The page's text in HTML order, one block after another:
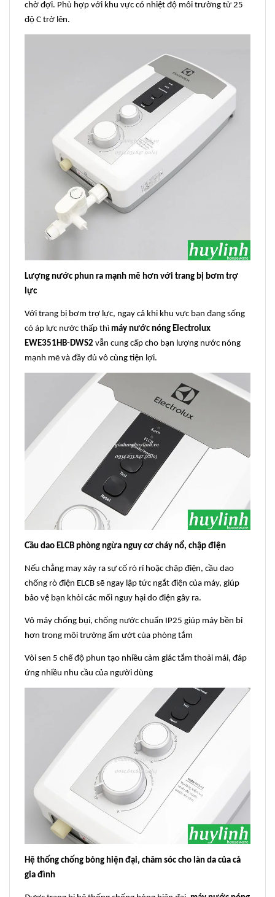
chờ đợi. Phù hợp với khu vực có nhiệt độ môi trường từ 25
độ C trở lên.
Lượng nước phun ra mạnh mẽ hơn với trang bị bơm trợ
lực
Với trang bị bơm trợ lực, ngay cả khi khu vực bạn đang sống
có áp lực nước thấp thì máy nước nóng Electrolux
EWE351HB-DWS2 vẫn cung cấp cho bạn lượng nước nóng
mạnh mẽ và đầy đủ vô cùng tiện lợi.
Cầu dao ELCB phòng ngừa nguy cơ cháy nổ, chập điện
Nếu chẳng may xảy ra sự cố rò rỉ hoặc chập điện, cầu dao
chống rò điện ELCB sẽ ngay lập tức ngắt điện của máy, giúp
bảo vệ bạn khỏi các mối nguy hại do điện gây ra.
Vỏ máy chống bụi, chống nước chuẩn IP25 giúp máy bền bỉ
hơn trong môi trường ẩm ướt của phòng tắm
Vòi sen 5 chế độ phun tạo nhiều cảm giác tắm thoải mái, đáp
ứng nhiều nhu cầu của người dùng
Hệ thống chống bỏng hiện đại, chăm sóc cho làn da của cả
gia đình